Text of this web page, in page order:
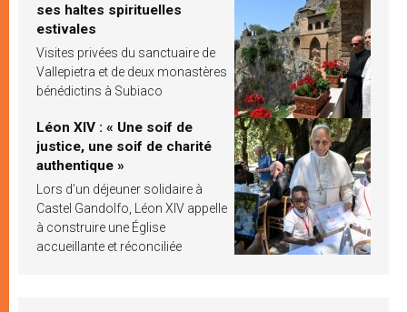
ses haltes spirituelles
estivales
Visites privées du sanctuaire de
Vallepietra et de deux monastères
bénédictins à Subiaco
Léon XIV : « Une soif de
justice, une soif de charité
authentique »
Lors d’un déjeuner solidaire à
Castel Gandolfo, Léon XIV appelle
à construire une Église
accueillante et réconciliée